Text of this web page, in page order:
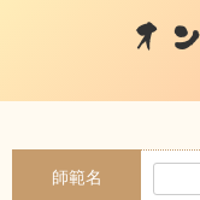
オ
師範名